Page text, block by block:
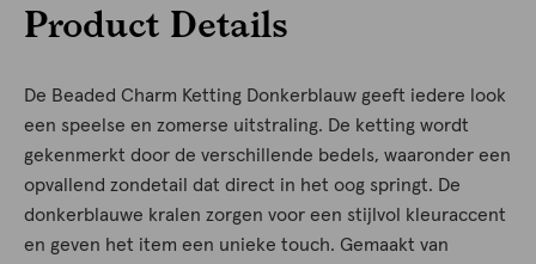
Product Details
De Beaded Charm Ketting Donkerblauw geeft iedere look
een speelse en zomerse uitstraling. De ketting wordt
gekenmerkt door de verschillende bedels, waaronder een
opvallend zondetail dat direct in het oog springt. De
donkerblauwe kralen zorgen voor een stijlvol kleuraccent
en geven het item een unieke touch. Gemaakt van